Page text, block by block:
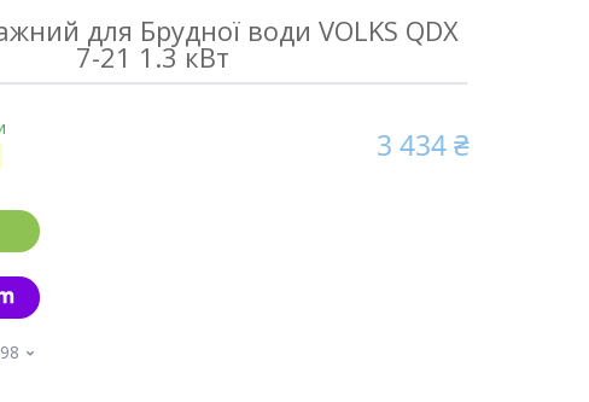
для Брудної води VOLKS QDX
7-21 1.3 кВт
3 434 ₴